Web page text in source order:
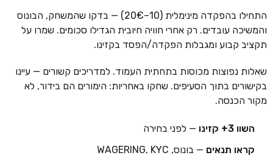
התחילו בהפקדה מינימלית (10–20€) — בדקו שהמשחק, הבונוס
והמשיכה עובדים. רק אחרי חוויה חיובית הגדילו סכומים. שמרו על
תקציב קבוע ומגבלות הפקדה/הפסד בקזינו.
שאלות נפוצות מכוסות בתחתית העמוד. למדריכים קשורים — עיינו
בקישורים בתוך הסעיפים. שחקו באחריות: הימורים הם בידור, לא
מקור הכנסה.
השוו 3+ קזינו
— לפני בחירה
קראו תנאים — בונוס, WAGERING, KYC